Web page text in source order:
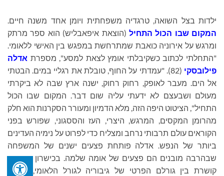
ילדות בצל השואה, טרגדיה משפחתית ויומן אחד משנה חיים.
המקום שבו הכול התחיל (הוצאת איפאבליש) הוא ספר מרתק
ומרגש על אירוניה כואבת שמתרחשת במפגש בין האישי ללאומי.
"התחלתי לכתוב כשקיבלתי אומץ לצאת למסע", מספרת אדלה
פילובסקי
(82). "עמדתי על החוף, טובלת את רגליי במים. הבטתי
אל הים. מעבר לאופק, רחוק רחוק, ישנה ארץ שבה לא ביקרתי
מעולם ושבעצם לא ידעתי עליה שום דבר. המקום שבו הכול
התחיל", הציטוט היפה הזה, מלא הדמיון ומעורר הסקרנות הוא חלק
מהרומן המקסים, המרגש, היצרי, העז והססגוני, שפורש בפני
הקוראים עולם תרבותי נרחב ומצליח כדי לפרוט על נימיה העדינים
ביותר של הנפש. אדלה פותחת פצעים ישנים של המשפחה
שבהרבה מובנים הם פצעים של אומה שלמה. בכישרון רב היא
קושרת בין גורלם הפרטי של גיבוריה לגורל הלאומי, היהודי